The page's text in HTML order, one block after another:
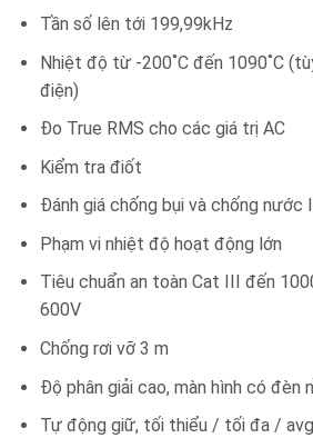
Tần số lên tới 199,99kHz
Nhiệt độ từ -200˚C đến 1090˚C
điện)
Đo True RMS cho các giá trị AC
Kiểm tra điốt
Đánh giá chống bụi và chống nước
Phạm vi nhiệt độ hoạt động lớn
Tiêu chuẩn an toàn Cat III đến
600V
Chống rơi vỡ 3 m
Độ phân giải cao, màn hình có đèn
Tự động giữ, tối thiểu / tối đa /